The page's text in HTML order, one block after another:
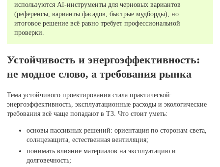
используются AI-инструменты для черновых вариантов
(референсы, варианты фасадов, быстрые мудборды), но
итоговое решение всё равно требует профессиональной
проверки.
Устойчивость и энергоэффективность:
не модное слово, а требования рынка
Тема устойчивого проектирования стала практической:
энергоэффективность, эксплуатационные расходы и экологические
требования всё чаще попадают в ТЗ. Что стоит уметь:
основы пассивных решений: ориентация по сторонам света,
солнцезащита, естественная вентиляция;
понимать влияние материалов на эксплуатацию и
долговечность;